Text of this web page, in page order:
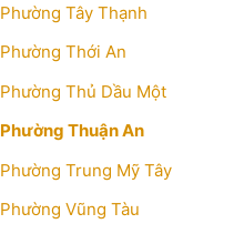
Phường Tây Thạnh
Phường Thới An
Phường Thủ Dầu Một
Phường Thuận An
Phường Trung Mỹ Tây
Phường Vũng Tàu